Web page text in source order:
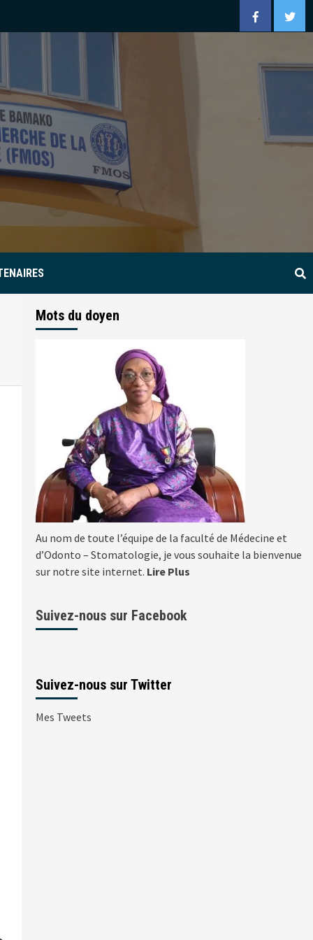
Facebook
Mots du doyen
Au nom de toute l’équipe de la faculté de Médecine et
d’Odonto – Stomatologie, je vous souhaite la bienvenue
sur notre site internet. Lire Plus
Suivez-nous sur Facebook
Suivez-nous sur Twitter
Mes Tweets